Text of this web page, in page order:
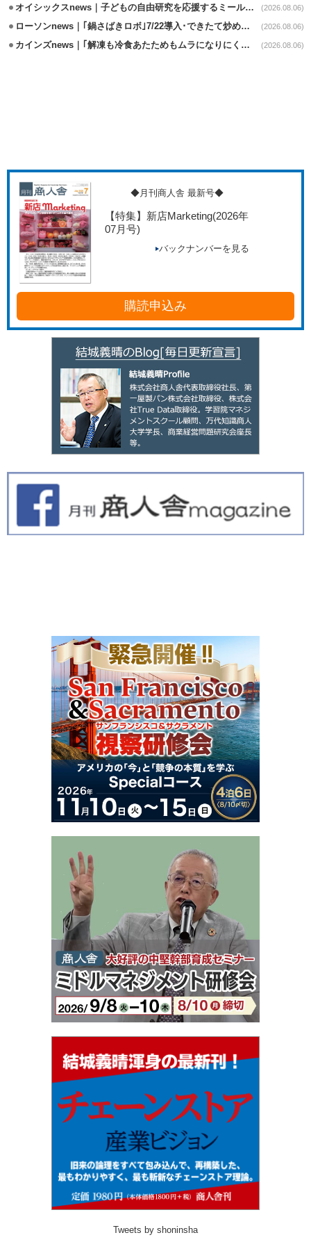
オイシックスnews｜子どもの自由研究を応援するミールキット8/6発売 (2026.08.06)
ローソンnews｜｢鍋さばきロボ｣7/22導入･できたて炒めメニューを提供 (2026.08.06)
カインズnews｜｢解凍も冷食あたためもムラになりにくいフラットレンジ｣発売 (2026.08.06)
◆月刊商人舎 最新号◆
【特集】新店Marketing(2026年
07月号)
バックナンバーを見る
購読申込み
Tweets by shoninsha